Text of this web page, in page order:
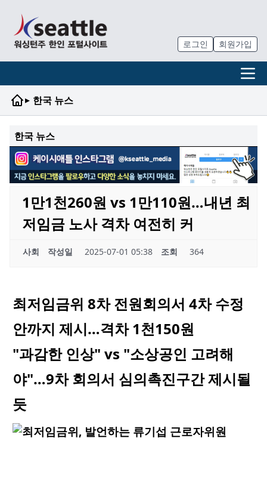
로그인 회원가입
▸ 한국 뉴스
한국 뉴스
1만1천260원 vs 1만110원…내년 최
저임금 노사 격차 여전히 커
사회 작성일 2025-07-01 05:38 조회 364
최저임금위 8차 전원회의서 4차 수정
안까지 제시…격차 1천150원
"과감한 인상" vs "소상공인 고려해
야"…9차 회의서 심의촉진구간 제시될
듯